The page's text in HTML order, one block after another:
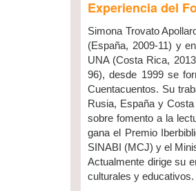
Experiencia del
Simona Trovato
(España, 2009-11) y
UNA (Costa Rica,
96), desde 1999 se
Cuentacuentos. Su
Rusia, España y
sobre fomento a la
gana el Premio
SINABI (MCJ) y el
Actualmente dirige su
culturales y educativos.